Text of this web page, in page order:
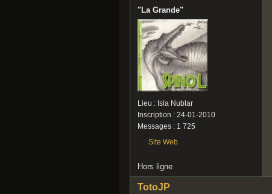
"La Grande"
Lieu : Isla Nublar
Inscription : 24-01-2010
Messages : 1 725
Site Web
Hors ligne
TotoJP